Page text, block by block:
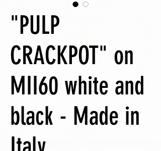
"PULP
CRACKPOT" on
MII60 white and
black - Made in